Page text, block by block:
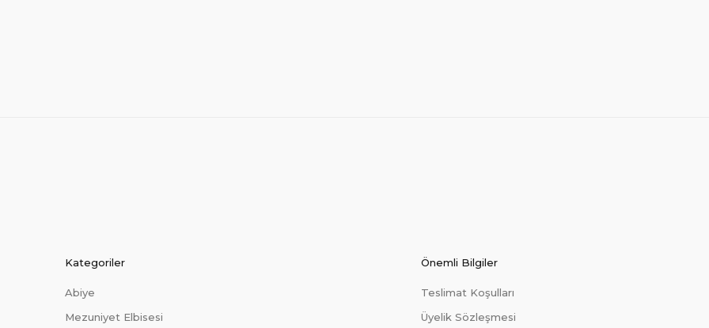
Kategoriler
Abiye
Mezuniyet Elbisesi
Önemli Bilgiler
Teslimat Koşulları
Üyelik Sözleşmesi